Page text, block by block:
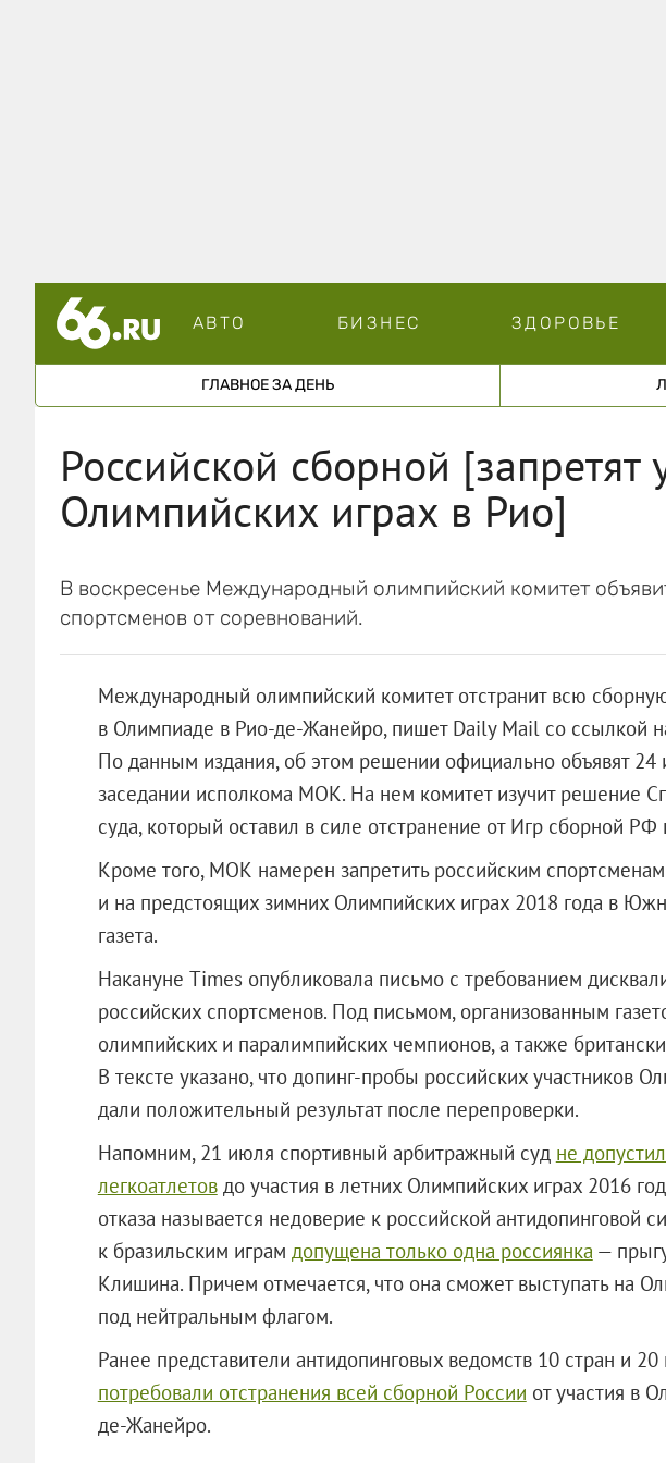
АВТО БИЗНЕС ЗДОРОВЬЕ
ГЛАВНОЕ ЗА ДЕНЬ
Российской сборной [запретят
Олимпийских играх в Рио]
В воскресенье Международный олимпийский комитет
спортсменов от соревнований.
Международный олимпийский комитет отстранит всю
в Олимпиаде в Рио-де-Жанейро, пишет Daily Mail со ссылкой
По данным издания, об этом решении официально объявят 24
заседании исполкома МОК. На нем комитет изучит решение
суда, который оставил в силе отстранение от Игр сборной РФ
Кроме того, МОК намерен запретить российским спортсменам
и на предстоящих зимних Олимпийских играх 2018 года в
газета.
Накануне Times опубликовала письмо с требованием
российских спортсменов. Под письмом, организованным
олимпийских и паралимпийских чемпионов, а также
В тексте указано, что допинг-пробы российских участников
дали положительный результат после перепроверки.
Напомним, 21 июля спортивный арбитражный суд не
легкоатлетовдо участия в летних Олимпийских играх 2016
отказа называется недоверие к российской антидопинговой
к бразильским играм допущена только одна россиянка —
Клишина. Причем отмечается, что она сможет выступать на
под нейтральным флагом.
Ранее представители антидопинговых ведомств 10 стран и
потребовали отстранения всей сборной России от участия в
де-Жанейро.